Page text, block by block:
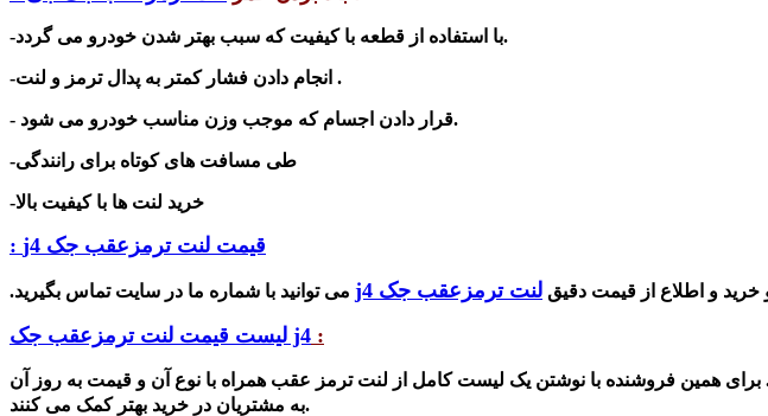
-با استفاده از قطعه با کیفیت که سبب بهتر شدن خودرو می گردد.
-انجام دادن فشار کمتر به پدال ترمز و لنت .
- قرار دادن اجسام که موجب وزن مناسب خودرو می شود.
-طی مسافت های کوتاه برای رانندگی
-خرید لنت ها با کیفیت بالا
قیمت لنت ترمزعقب جک j4 :
و اطلاع از قیمت دقیق لنت ترمزعقب جک j4 می توانید با شماره ما در سایت تماس بگیرید.
لیست قیمت لنت ترمزعقب جک j4 :
برای همین فروشنده با نوشتن یک لیست کامل از لنت ترمز عقب همراه با نوع آن و قیمت به روز آن
به مشتریان در خرید بهتر کمک می کنند.